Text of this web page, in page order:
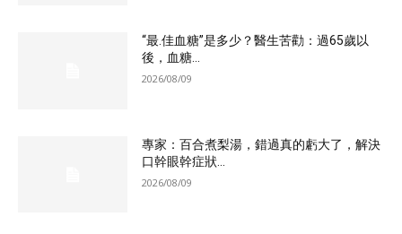
“最.佳血糖”是多少？醫生苦勸：過65歲以
後，血糖...
2026/08/09
專家：百合煮梨湯，錯過真的虧大了，解決
口幹眼幹症狀...
2026/08/09